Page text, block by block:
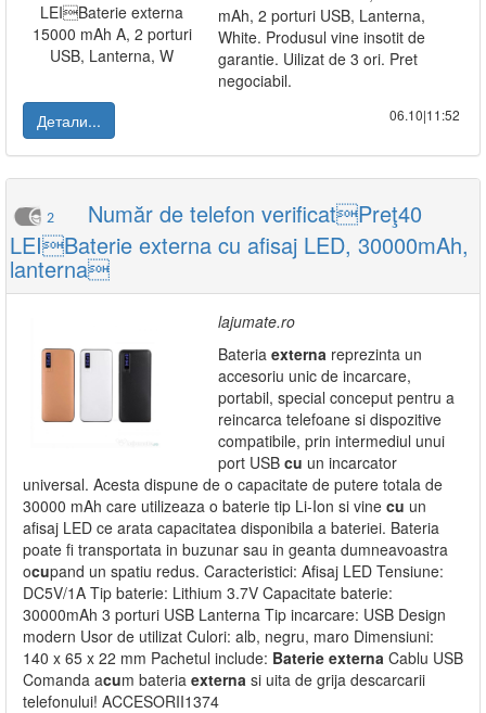
mAh, 2 porturi USB, Lanterna,
White. Produsul vine insotit de
garantie. Uilizat de 3 ori. Pret
negociabil.
Детали...
06.10|11:52
2
Număr de telefon verificatPreţ40
LEIBaterie externa cu afisaj LED, 30000mAh,
lanterna
lajumate.ro
Bateria externa reprezinta un
accesoriu unic de incarcare,
portabil, special conceput pentru a
reincarca telefoane si dispozitive
compatibile, prin intermediul unui
port USB cu un incarcator
universal. Acesta dispune de o capacitate de putere totala de
30000 mAh care utilizeaza o baterie tip Li-Ion si vine cu un
afisaj LED ce arata capacitatea disponibila a bateriei. Bateria
poate fi transportata in buzunar sau in geanta dumneavoastra
ocupand un spatiu redus. Caracteristici: Afisaj LED Tensiune:
DC5V/1A Tip baterie: Lithium 3.7V Capacitate baterie:
30000mAh 3 porturi USB Lanterna Tip incarcare: USB Design
modern Usor de utilizat Culori: alb, negru, maro Dimensiuni:
140 x 65 x 22 mm Pachetul include: Baterie externa Cablu USB
Comanda acum bateria externa si uita de grija descarcarii
telefonului! ACCESORII1374